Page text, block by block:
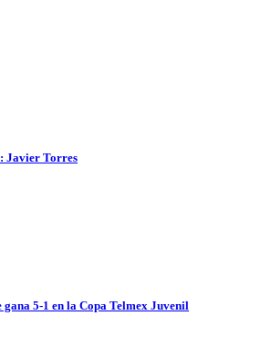
Javier Torres
5-1 en la Copa Telmex Juvenil